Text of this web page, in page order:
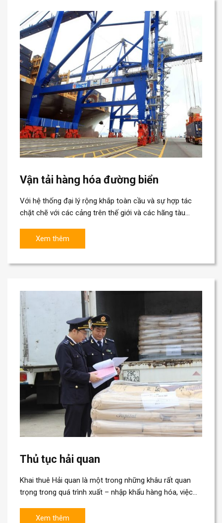
Vận tải hàng hóa đường biển
Với hệ thống đại lý rộng khắp toàn cầu và sự hợp tác
chặt chẽ với các cảng trên thế giới và các hãng tàu
Xem thêm
Thủ tục hải quan
Khai thuê Hải quan là một trong những khâu rất quan
trọng trong quá trình xuất – nhập khẩu hàng hóa, việc
Xem thêm